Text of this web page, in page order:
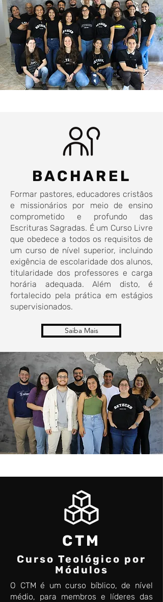
BACHAREL
Formar pastores, educadores cristãos
e missionários por meio de ensino
comprometido e profundo das
Escrituras Sagradas. É um Curso Livre
que obedece a todos os requisitos de
um curso de nível superior, incluindo
exigência de escolaridade dos alunos,
titularidade dos professores e carga
horária adequada. Além disto, é
fortalecido pela prática em estágios
supervisionados.
Saiba Mais
CTM
Curso Teológico por
Módulos
O CTM é um curso bíblico, de nível
médio, para membros e líderes das